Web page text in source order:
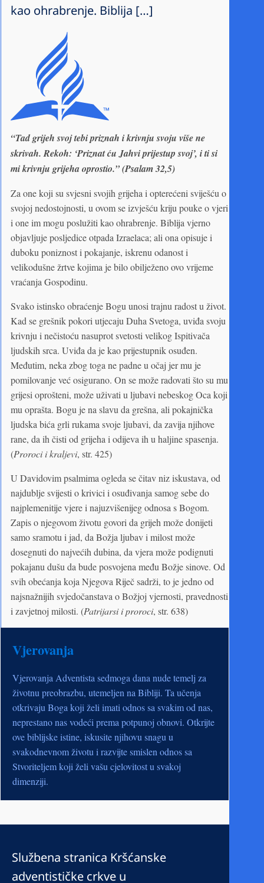
kao ohrabrenje. Biblija […]
“Tad grijeh svoj tebi priznah i krivnju svoju više ne
skrivah. Rekoh: ‘Priznat ću Jahvi prijestup svoj’, i ti si
mi krivnju grijeha oprostio.” (Psalam 32,5)
Za one koji su svjesni svojih grijeha i opterećeni sviješću o
svojoj nedostojnosti, u ovom se izvješću kriju pouke o vjeri
i one im mogu poslužiti kao ohrabrenje. Biblija vjerno
objavljuje posljedice otpada Izraelaca; ali ona opisuje i
duboku poniznost i pokajanje, iskrenu odanost i
velikodušne žrtve kojima je bilo obilježeno ovo vrijeme
vraćanja Gospodinu.
Svako istinsko obraćenje Bogu unosi trajnu radost u život.
Kad se grešnik pokori utjecaju Duha Svetoga, uviđa svoju
krivnju i nečistoću nasuprot svetosti velikog Ispitivača
ljudskih srca. Uviđa da je kao prijestupnik osuđen.
Međutim, neka zbog toga ne padne u očaj jer mu je
pomilovanje već osigurano. On se može radovati što su mu
grijesi oprošteni, može uživati u ljubavi nebeskog Oca koji
mu oprašta. Bogu je na slavu da grešna, ali pokajnička
ljudska bića grli rukama svoje ljubavi, da zavija njihove
rane, da ih čisti od grijeha i odijeva ih u haljine spasenja.
(Proroci i kraljevi, str. 425)
U Davidovim psalmima ogleda se čitav niz iskustava, od
najdublje svijesti o krivici i osuđivanja samog sebe do
najplemenitije vjere i najuzvišenijeg odnosa s Bogom.
Zapis o njegovom životu govori da grijeh može donijeti
samo sramotu i jad, da Božja ljubav i milost može
dosegnuti do najvećih dubina, da vjera može podignuti
pokajanu dušu da bude posvojena među Božje sinove. Od
svih obećanja koja Njegova Riječ sadrži, to je jedno od
najsnažnijih svjedočanstava o Božjoj vjernosti, pravednosti
i zavjetnoj milosti. (Patrijarsi i proroci, str. 638)
Vjerovanja
Vjerovanja Adventista sedmoga dana nude temelj za
životnu preobrazbu, utemeljen na Bibliji. Ta učenja
otkrivaju Boga koji želi imati odnos sa svakim od nas,
neprestano nas vodeći prema potpunoj obnovi. Otkrijte
ove biblijske istine, iskusite njihovu snagu u
svakodnevnom životu i razvijte smislen odnos sa
Stvoriteljem koji želi vašu cjelovitost u svakoj
dimenziji.
Službena stranica Kršćanske
adventističke crkve u